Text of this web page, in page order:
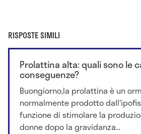
RISPOSTE SIMILI
Prolattina alta: quali sono le
conseguenze?
Buongiorno,la prolattina è un
normalmente prodotto
funzione di stimolare la
donne dopo la gravidanza...